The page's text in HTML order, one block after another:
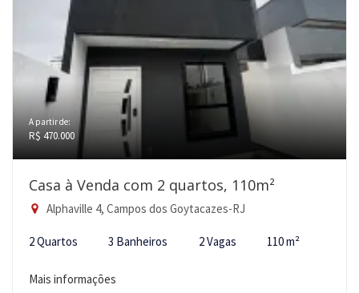
A partir de:
R$ 470.000
Casa à Venda com 2 quartos, 110m²
Alphaville 4, Campos dos Goytacazes-RJ
2 Quartos 3 Banheiros 2 Vagas 110 m²
Mais informações